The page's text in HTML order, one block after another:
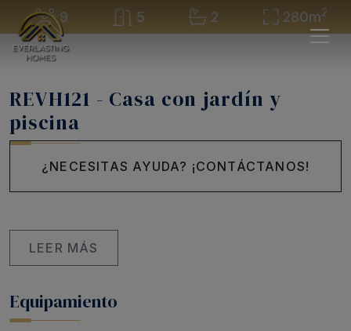
9 5 2 280m2
REVH121 - Casa con jardín y
piscina
¿NECESITAS AYUDA? ¡CONTÁCTANOS!
LEER MÁS
Equipamiento